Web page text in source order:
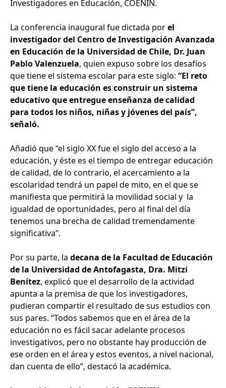
Investigadores en Educación, COENIN.
La conferencia inaugural fue dictada porel
investigador del Centro de Investigación Avanzada
en Educación de la Universidad de Chile, Dr. Juan
Pablo Valenzuela, quien expuso sobre los desafíos
que tiene el sistema escolar para este siglo: “El reto
que tiene la educación es construir un sistema
educativo que entregue enseñanza de calidad
para todos los niños, niñas y jóvenes del país”,
señaló.
Añadió que “el siglo XX fue el siglo del acceso a la
educación, y éste es el tiempo de entregar educación
de calidad, de lo contrario, el acercamiento a la
escolaridad tendrá un papel de mito, en el que se
manifiesta que permitirá la movilidad social y la
igualdad de oportunidades, pero al final del día
tenemos una brecha de calidad tremendamente
significativa”.
Por su parte, la decana de la Facultad de Educación
de la Universidad de Antofagasta, Dra. Mitzi
Benítez, explicó que el desarrollo de la actividad
apunta a la premisa de que los investigadores,
pudieran compartir el resultado de sus estudios con
sus pares. “Todos sabemos que en el área de la
educación no es fácil sacar adelante procesos
investigativos, pero no obstante hay producción de
ese orden en el área y estos eventos, a nivel nacional,
dan cuenta de ello”, destacó la académica.